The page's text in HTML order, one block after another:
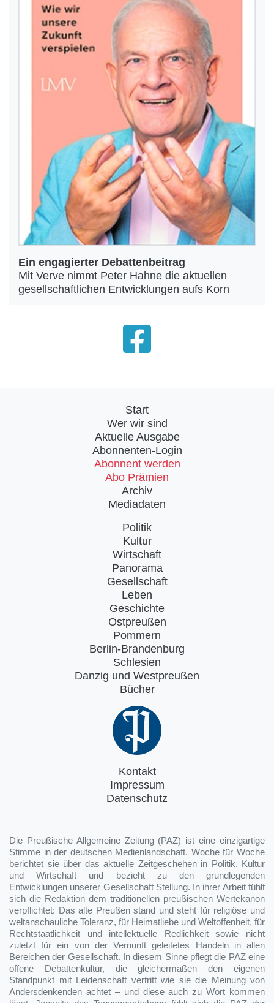
Ein engagierter Debattenbeitrag
Mit Verve nimmt Peter Hahne die aktuellen
gesellschaftlichen Entwicklungen aufs Korn
Start
Wer wir sind
Aktuelle Ausgabe
Abonnenten-Login
Abonnent werden
Abo Prämien
Archiv
Mediadaten
Politik
Kultur
Wirtschaft
Panorama
Gesellschaft
Leben
Geschichte
Ostpreußen
Pommern
Berlin-Brandenburg
Schlesien
Danzig und Westpreußen
Bücher
Kontakt
Impressum
Datenschutz
Die Preußische Allgemeine Zeitung (PAZ) ist eine einzigartige
Stimme in der deutschen Medienlandschaft. Woche für Woche
berichtet sie über das aktuelle Zeitgeschehen in Politik, Kultur
und Wirtschaft und bezieht zu den grundlegenden
Entwicklungen unserer Gesellschaft Stellung. In ihrer Arbeit fühlt
sich die Redaktion dem traditionellen preußischen Wertekanon
verpflichtet: Das alte Preußen stand und steht für religiöse und
weltanschauliche Toleranz, für Heimatliebe und Weltoffenheit, für
Rechtstaatlichkeit und intellektuelle Redlichkeit sowie nicht
zuletzt für ein von der Vernunft geleitetes Handeln in allen
Bereichen der Gesellschaft. In diesem Sinne pflegt die PAZ eine
offene Debattenkultur, die gleichermaßen den eigenen
Standpunkt mit Leidenschaft vertritt wie sie die Meinung von
Andersdenkenden achtet – und diese auch zu Wort kommen